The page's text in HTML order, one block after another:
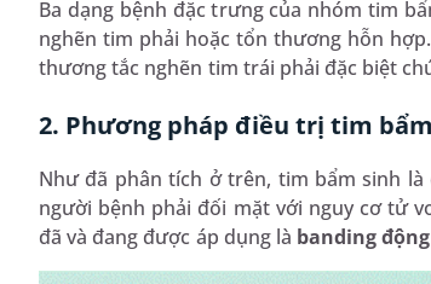
Ba dạng bệnh đặc trưng của nhóm tim
nghẽn tim phải hoặc tổn thương hỗn
thương tắc nghẽn tim trái phải đặc biệt
2. Phương pháp điều trị tim
Như đã phân tích ở trên, tim bẩm sinh
người bệnh phải đối mặt với nguy cơ tử
đã và đang được áp dụng là banding